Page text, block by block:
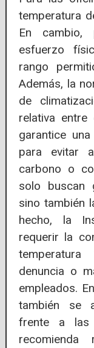
temperatura
En cambio,
esfuerzo
rango
Además, la
de
relativa
garantice
para evitar
carbono o
solo buscan
sino también
hecho, la
requerir la
denuncia o
empleados.
también se
frente a las